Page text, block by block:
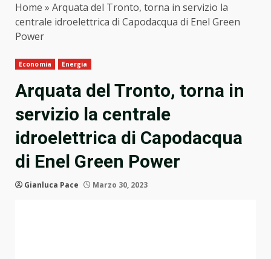
Home » Arquata del Tronto, torna in servizio la
centrale idroelettrica di Capodacqua di Enel Green
Power
Economia Energia
Arquata del Tronto, torna in
servizio la centrale
idroelettrica di Capodacqua
di Enel Green Power
Gianluca Pace Marzo 30, 2023